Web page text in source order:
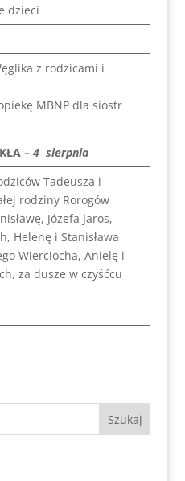
dzieci
z rodzicami i
MBNP dla sióstr
–4 sierpnia
Tadeusza i
rodziny Rorogów
Józefa Jaros,
Helenę i Stanisława
Wierciocha, Anielę i
za dusze w czyśćcu